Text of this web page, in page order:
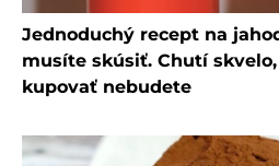
Jednoduchý recept na
musíte skúsiť. Chutí
kupovať nebudete